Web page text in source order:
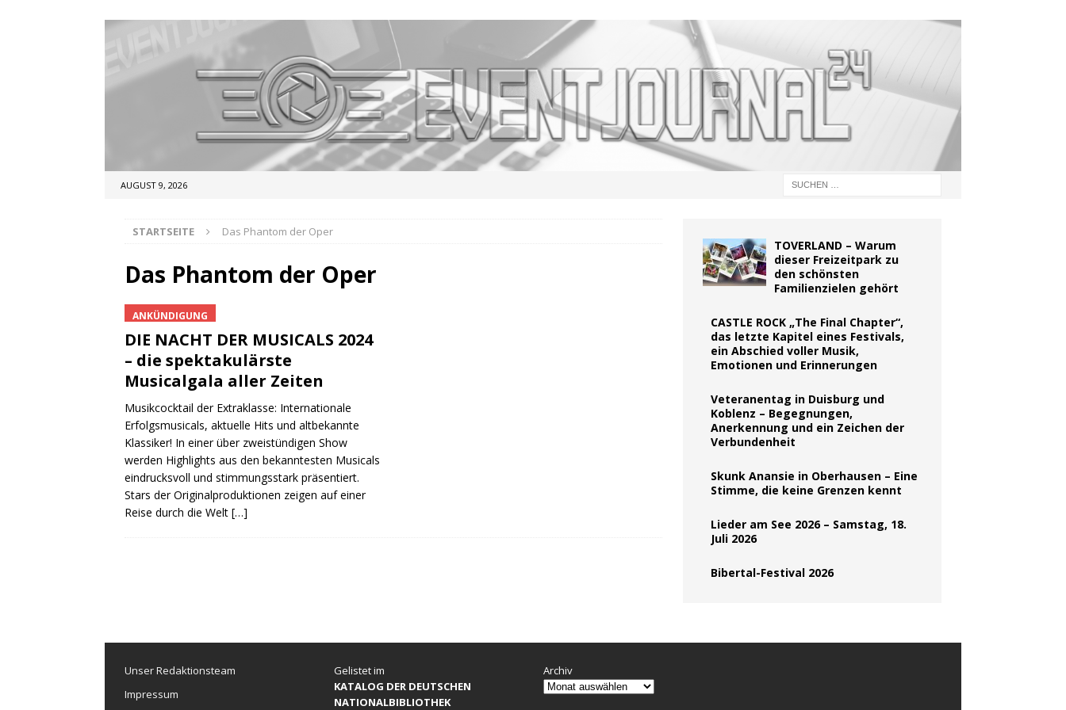
AUGUST 9, 2026
STARTSEITE Das Phantom der Oper
Das Phantom der Oper
ANKÜNDIGUNG
DIE NACHT DER MUSICALS 2024
– die spektakulärste
Musicalgala aller Zeiten
Musikcocktail der Extraklasse: Internationale
Erfolgsmusicals, aktuelle Hits und altbekannte
Klassiker! In einer über zweistündigen Show
werden Highlights aus den bekanntesten Musicals
eindrucksvoll und stimmungsstark präsentiert.
Stars der Originalproduktionen zeigen auf einer
Reise durch die Welt […]
TOVERLAND – Warum
dieser Freizeitpark zu
den schönsten
Familienzielen gehört
CASTLE ROCK „The Final Chapter“,
das letzte Kapitel eines Festivals,
ein Abschied voller Musik,
Emotionen und Erinnerungen
Veteranentag in Duisburg und
Koblenz – Begegnungen,
Anerkennung und ein Zeichen der
Verbundenheit
Skunk Anansie in Oberhausen – Eine
Stimme, die keine Grenzen kennt
Lieder am See 2026 – Samstag, 18.
Juli 2026
Bibertal-Festival 2026
Unser Redaktionsteam
Impressum
Gelistet im
KATALOG DER DEUTSCHEN
NATIONALBIBLIOTHEK
Archiv